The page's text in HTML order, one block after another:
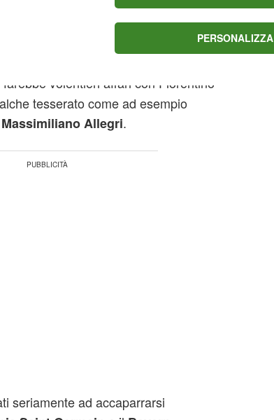
non hanno avuto riscontri
farebbe volentieri affari con Florentino
tesserato come ad esempio
Massimiliano Allegri.
seriamente ad accaparrarsi
PERSONALIZZA